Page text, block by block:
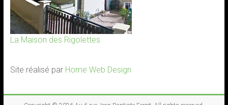
La Maison des Rigolettes
Site réalisé par Home Web Design